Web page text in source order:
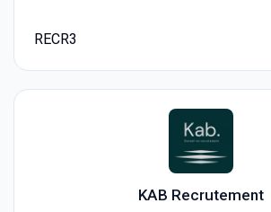
RECR3
KAB Recrutement